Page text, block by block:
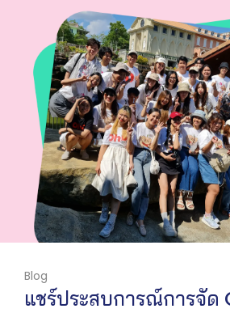
Blog
แชร์ประสบการณ์การจัด